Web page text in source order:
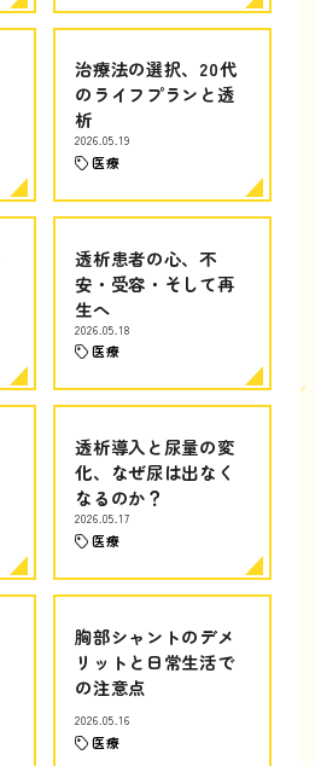
治療法の選択、20代
のライフプランと透
析
2026.05.19
医療
透析患者の心、不
安・受容・そして再
生へ
2026.05.18
医療
透析導入と尿量の変
化、なぜ尿は出なく
なるのか？
2026.05.17
医療
胸部シャントのデメ
リットと日常生活で
の注意点
2026.05.16
医療